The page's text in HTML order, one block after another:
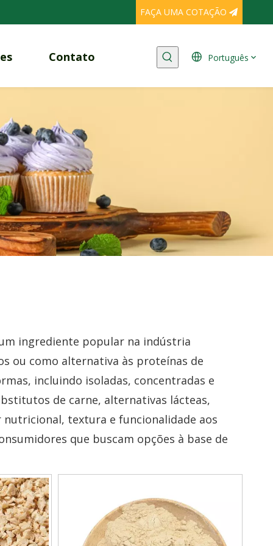
FAÇA UMA COTAÇÃO
Contato Português
ingrediente popular na indústria
ou como alternativa às proteínas de
incluindo isoladas, concentradas e
de carne, alternativas lácteas,
textura e funcionalidade aos
que buscam opções à base de